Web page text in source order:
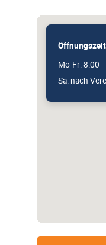
Mo-Fr: 8:00
Sa: nach